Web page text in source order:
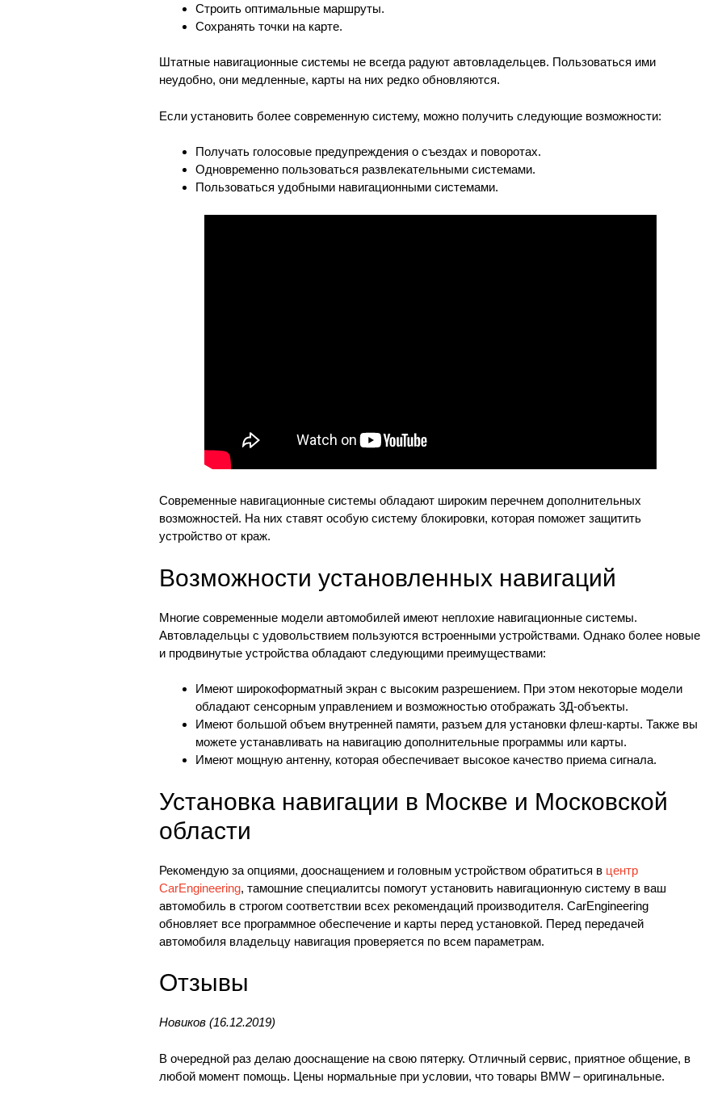
Строить оптимальные маршруты.
Сохранять точки на карте.
Штатные навигационные системы не всегда радуют автовладельцев. Пользоваться ими
неудобно, они медленные, карты на них редко обновляются.
Если установить более современную систему, можно получить следующие возможности:
Получать голосовые предупреждения о съездах и поворотах.
Одновременно пользоваться развлекательными системами.
Пользоваться удобными навигационными системами.
Современные навигационные системы обладают широким перечнем дополнительных
возможностей. На них ставят особую систему блокировки, которая поможет защитить
устройство от краж.
Возможности установленных навигаций
Многие современные модели автомобилей имеют неплохие навигационные системы.
Автовладельцы с удовольствием пользуются встроенными устройствами. Однако более новые
и продвинутые устройства обладают следующими преимуществами:
Имеют широкоформатный экран с высоким разрешением. При этом некоторые модели
обладают сенсорным управлением и возможностью отображать 3Д-объекты.
Имеют большой объем внутренней памяти, разъем для установки флеш-карты. Также вы
можете устанавливать на навигацию дополнительные программы или карты.
Имеют мощную антенну, которая обеспечивает высокое качество приема сигнала.
Установка навигации в Москве и Московской
области
Рекомендую за опциями, дооснащением и головным устройством обратиться в центр
CarEngineering, тамошние специалитсы помогут установить навигационную систему в ваш
автомобиль в строгом соответствии всех рекомендаций производителя. CarEngineering
обновляет все программное обеспечение и карты перед установкой. Перед передачей
автомобиля владельцу навигация проверяется по всем параметрам.
Отзывы
Новиков (16.12.2019)
В очередной раз делаю дооснащение на свою пятерку. Отличный сервис, приятное общение, в
любой момент помощь. Цены нормальные при условии, что товары BMW – оригинальные.